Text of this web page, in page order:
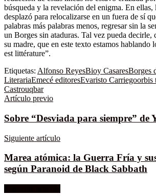
búsqueda y la revelación del enigma. En
desplazó para relocalizarse en un fuera de sí
palabras más palabras menos, regresar sin la
un Borges sin ataduras. Tal vez pueda decirle,
su madre, que en este texto estamos hablando
est littérature”.
Etiquetas: Alfonso ReyesBioy CasaresBorges
LiterariaEmecé editoresEvaristo Carriegoorbis
Castrouqbar
Artículo previo
Sobre “Desviada para siempre” de
Siguiente artículo
Marea atómica: la Guerra Fría y
según Paranoid de Black Sabbath